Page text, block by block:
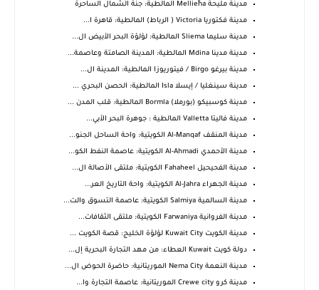
مدينة مليحة Mellieħa المالطية: جنة الشمال الساحرة
مدينة فكتوريا Victoria ( الرباط) المالطية: قاهرة ا...
مدينة سليما Sliema المالطية: لؤلؤة البحر الأبيض ال...
مدينة مدينا Mdina المالطية: المدينة الصامتة وعاصمة...
مدينة بيرغو Birgo / فيتوريوزا المالطية: المدينة ال...
مدينة سينغليا / إيسلا Isla المالطية: الحصن البحري ...
مدينة كوسبيكو (بورملا) Bormla المالطية: قلب المدن ...
مدينة فاليتا Valletta المالطية : جوهرة البحر الأبي...
مدينة المنقف Al-Manqaf الكويتية: واحة الساحل الجنو...
مدينة الأحمدي Al-Ahmadi الكويتية: عاصمة النفط الكو...
مدينة الفحيحيل Fahaheel الكويتية: ملتقى الأصالة ال...
مدينة الجهراء Al-Jahra الكويتية: واحة التاريخ العر...
مدينة السالمية Salmiya الكويتية: عاصمة التسوق والت...
مدينة الفروانية Farwaniya الكويتية: ملتقى الثقافات...
مدينة الكويت Kuwait City لؤلؤة الخليج: قصة الكويت ...
دولة كويت Kuwait العطاء: من مهد التجارة البحرية إل...
مدينة النعمة Nema City الموريتانية: حاضرة الحوض ال...
مدينة كرو Crewe city الموريتانية: عاصمة التجارة وا...